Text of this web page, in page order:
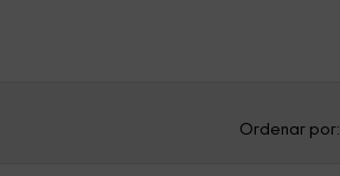
Ordenar por: